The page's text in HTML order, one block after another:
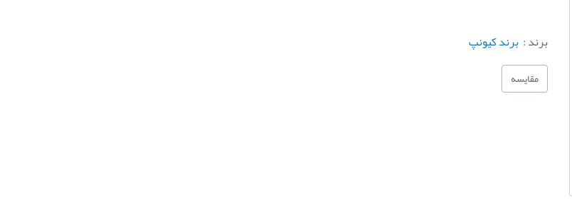
برند : برند کیونپ
مقایسه